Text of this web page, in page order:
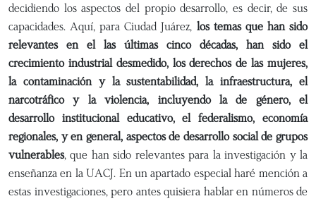
decidiendo los aspectos del propio desarrollo, es decir, de sus
capacidades. Aquí, para Ciudad Juárez, los temas que han sido
relevantes en el las últimas cinco décadas, han sido el
crecimiento industrial desmedido, los derechos de las mujeres,
la contaminación y la sustentabilidad, la infraestructura, el
narcotráfico y la violencia, incluyendo la de género, el
desarrollo institucional educativo, el federalismo, economía
regionales, y en general, aspectos de desarrollo social de grupos
vulnerables, que han sido relevantes para la investigación y la
enseñanza en la UACJ. En un apartado especial haré mención a
estas investigaciones, pero antes quisiera hablar en números de